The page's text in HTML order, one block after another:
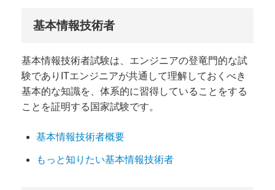
基本情報技術者
基本情報技術者試験は、エンジニアの登竜門的な試
験でありITエンジニアが共通して理解しておくべき
基本的な知識を、体系的に習得していることをする
ことを証明する国家試験です。
基本情報技術者概要
もっと知りたい基本情報技術者